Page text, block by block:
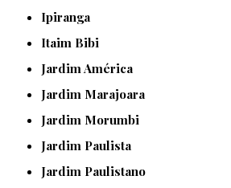
Ipiranga
Itaim Bibi
Jardim América
Jardim Marajoara
Jardim Morumbi
Jardim Paulista
Jardim Paulistano